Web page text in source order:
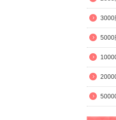
3000
5000